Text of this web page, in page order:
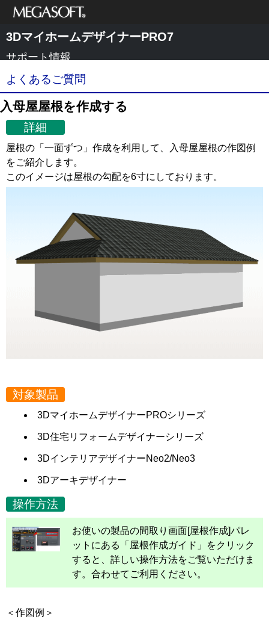
メガソフト株式
会社
3DマイホームデザイナーPRO7
サポート情報
よくあるご質問
入母屋屋根を作成する
詳細
屋根の「一面ずつ」作成を利用して、入母屋屋根の作図例
をご紹介します。
このイメージは屋根の勾配を6寸にしております。
対象製品
3DマイホームデザイナーPROシリーズ
3D住宅リフォームデザイナーシリーズ
3DインテリアデザイナーNeo2/Neo3
3Dアーキデザイナー
操作方法
お使いの製品の間取り画面[屋根作成]パレ
ットにある「屋根作成ガイド」をクリック
すると、詳しい操作方法をご覧いただけま
す。合わせてご利用ください。
＜作図例＞